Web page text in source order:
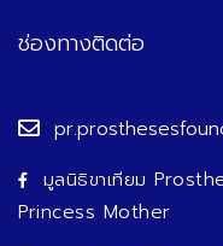
ช่องทางติดต่อ
มูลนิธิขาเทียม
Princess Mother